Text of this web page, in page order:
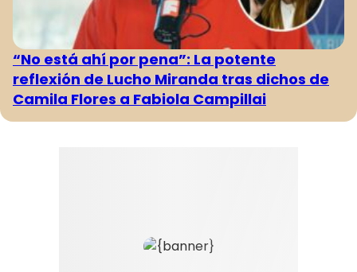
“No está ahí por pena”: La potente
reflexión de Lucho Miranda tras dichos de
Camila Flores a Fabiola Campillai